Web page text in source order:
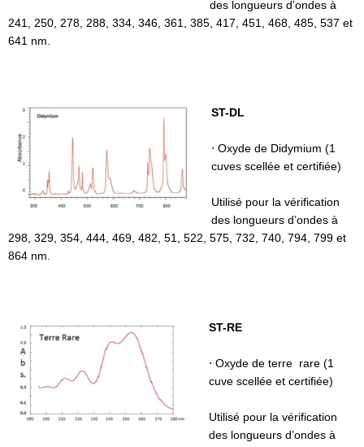
des longueurs d’ondes à
241, 250, 278, 288, 334, 346, 361, 385, 417, 451, 468, 485, 537 et
641 nm.
ST-DL
⋅ Oxyde de Didymium (1
cuves scellée et certifiée)
Utilisé pour la vérification
des longueurs d’ondes à
298, 329, 354, 444, 469, 482, 51, 522, 575, 732, 740, 794, 799 et
864 nm.
ST-RE
⋅ Oxyde de terre rare (1
cuve scellée et certifiée)
Utilisé pour la vérification
des longueurs d’ondes à